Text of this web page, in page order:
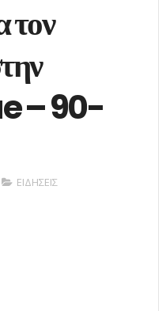
τον
– 90-
ΕΙΔΗΣΕΙΣ